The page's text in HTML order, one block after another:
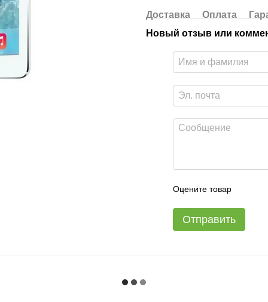
Доставка Оплата
Новый отзыв или
Оцените товар
Отправить